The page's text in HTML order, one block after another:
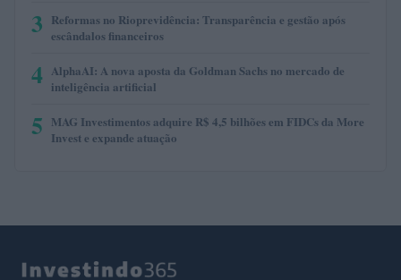
3 Reformas no Rioprevidência: Transparência e gestão após
escândalos financeiros
4 AlphaAI: A nova aposta da Goldman Sachs no mercado de
inteligência artificial
5 MAG Investimentos adquire R$ 4,5 bilhões em FIDCs da More
Invest e expande atuação